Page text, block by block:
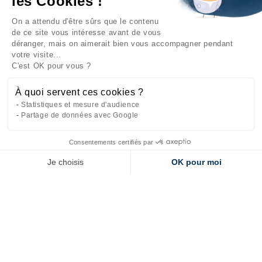
INFORMATIONS
NOTRE SOCIÉTÉ
NOS PRODUITS
CATÉGORIES
Site réalisé par l'agence web Makeo
On a attendu d'être sûrs que le contenu
de ce site vous intéresse avant de vous
déranger, mais on aimerait bien vous accompagner pendant
votre visite...
C'est OK pour vous ?
À quoi servent ces cookies ?
Statistiques et mesure d'audience
Partage de données avec Google
Consentements certifiés par
Je choisis
OK pour moi